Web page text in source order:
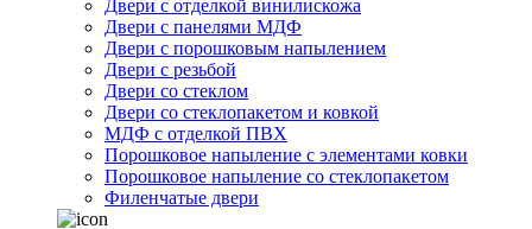
Двери с отделкой винилискожа
Двери с панелями МДФ
Двери с порошковым напылением
Двери с резьбой
Двери со стеклом
Двери со стеклопакетом и ковкой
МДФ с отделкой ПВХ
Порошковое напыление с элементами ковки
Порошковое напыление со стеклопакетом
Филенчатые двери